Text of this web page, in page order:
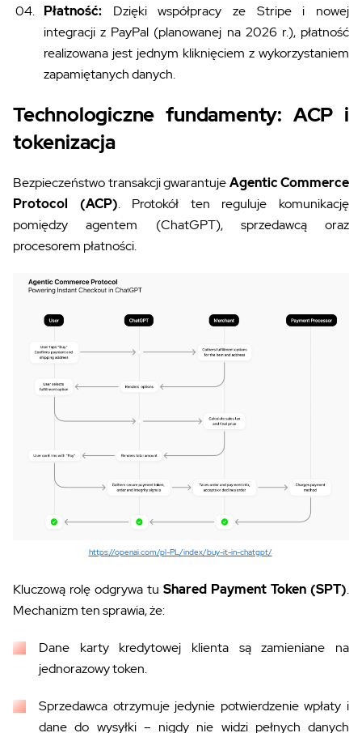
Płatność: Dzięki współpracy ze Stripe i nowej
integracji z PayPal (planowanej na 2026 r.), płatność
realizowana jest jednym kliknięciem z wykorzystaniem
zapamiętanych danych.
Technologiczne fundamenty: ACP i
tokenizacja
Bezpieczeństwo transakcji gwarantujeAgentic Commerce
Protocol (ACP). Protokół ten reguluje komunikację
pomiędzy agentem (ChatGPT), sprzedawcą oraz
procesorem płatności.
https://openai.com/pl-PL/index/buy-it-in-chatgpt/
Kluczową rolę odgrywa tu Shared Payment Token (SPT).
Mechanizm ten sprawia, że:
Dane karty kredytowej klienta są zamieniane na
jednorazowy token.
Sprzedawca otrzymuje jedynie potwierdzenie wpłaty i
dane do wysyłki – nigdy nie widzi pełnych danych